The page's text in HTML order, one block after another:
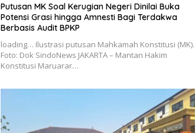
Putusan MK Soal Kerugian Negeri Dinilai Buka
Potensi Grasi hingga Amnesti Bagi Terdakwa
Berbasis Audit BPKP
loading… Ilustrasi putusan Mahkamah Konstitusi (MK).
Foto: Dok SindoNews JAKARTA – Mantan Hakim
Konstitusi Maruarar…